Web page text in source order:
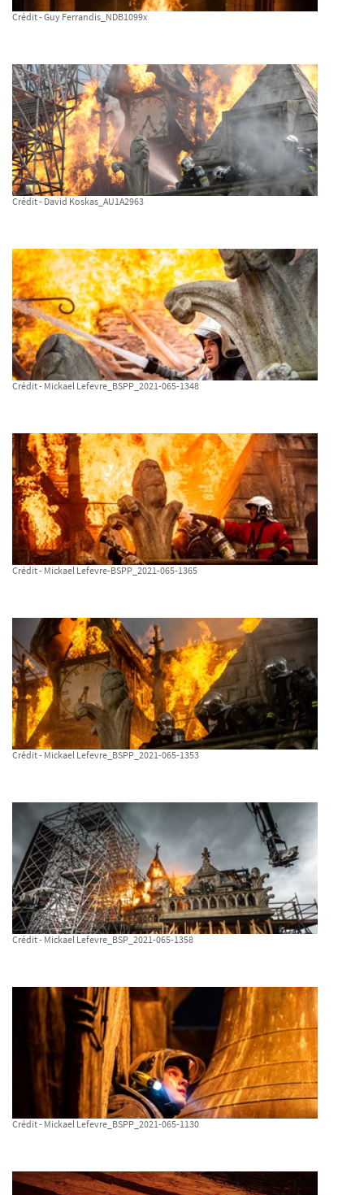
Crédit - Guy Ferrandis_NDB1099x
Crédit - David Koskas_AU1A2963
Crédit - Mickael Lefevre_BSPP_2021-065-1348
Crédit - Mickael Lefevre-BSPP_2021-065-1365
Crédit - Mickael Lefevre_BSPP_2021-065-1353
Crédit - Mickael Lefevre_BSP_2021-065-1358
Crédit - Mickael Lefevre_BSPP_2021-065-1130